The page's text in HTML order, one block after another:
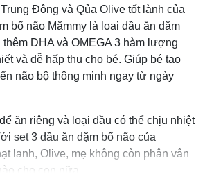
Đông và Qủa Olive tốt lành của
bổ não Mămmy là loại dầu ăn dặm
DHA và OMEGA 3 hàm lượng
và dễ hấp thụ cho bé. Giúp bé tạo
não bộ thông minh ngay từ ngày
ăn riêng và loại dầu có thể chịu nhiệt
set 3 dầu ăn dặm bổ não của
lanh, Olive, mẹ không còn phân vân
cho con nữa.